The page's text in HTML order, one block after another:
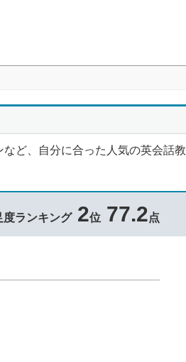
ど、自分に合った人気の英会話教
度ランキング2位 77.2点